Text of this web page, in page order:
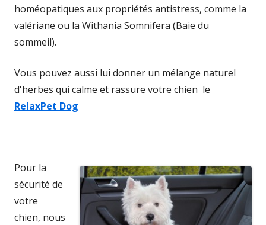
homéopatiques aux propriétés antistress, comme la
valériane ou la Withania Somnifera (Baie du
sommeil).
Vous pouvez aussi lui donner un mélange naturel
d'herbes qui calme et rassure votre chien le
RelaxPet Dog
Pour la
sécurité de
votre
chien, nous